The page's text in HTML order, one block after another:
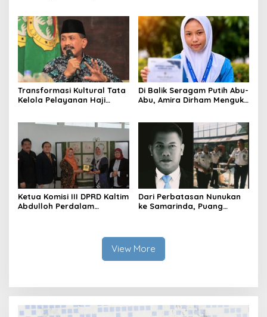
Transformasi Kultural Tata
Kelola Pelayanan Haji
Di Balik Seragam Putih Abu-
Abu, Amira Dirham Mengukir
Ketua Komisi III DPRD Kaltim
Abdulloh Perdalam
Dari Perbatasan Nunukan
ke Samarinda, Puang
View More